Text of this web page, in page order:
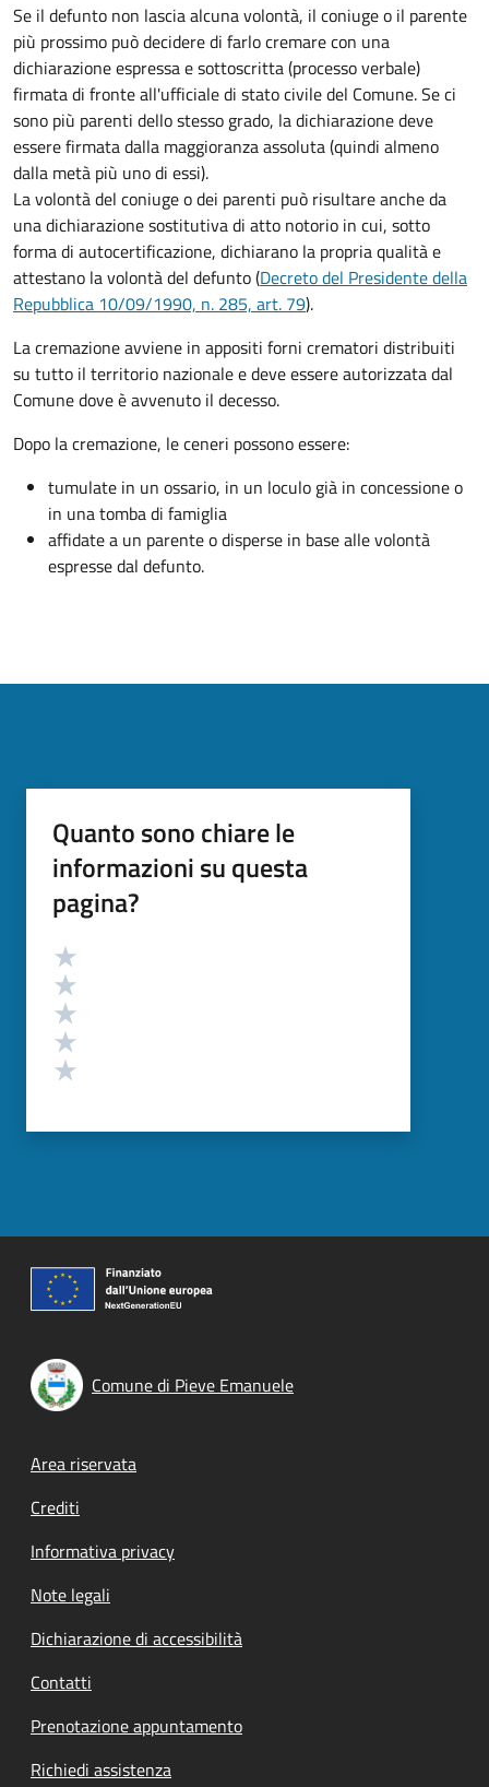
Se il defunto non lascia alcuna volontà, il coniuge o il parente
più prossimo può decidere di farlo cremare con una
dichiarazione espressa e sottoscritta (processo verbale)
firmata di fronte all'ufficiale di stato civile del Comune. Se ci
sono più parenti dello stesso grado, la dichiarazione deve
essere firmata dalla maggioranza assoluta (quindi almeno
dalla metà più uno di essi).
La volontà del coniuge o dei parenti può risultare anche da
una dichiarazione sostitutiva di atto notorio in cui, sotto
forma di autocertificazione, dichiarano la propria qualità e
attestano la volontà del defunto (Decreto del Presidente della
Repubblica 10/09/1990, n. 285, art. 79).
La cremazione avviene in appositi forni crematori distribuiti
su tutto il territorio nazionale e deve essere autorizzata dal
Comune dove è avvenuto il decesso.
Dopo la cremazione, le ceneri possono essere:
tumulate in un ossario, in un loculo già in concessione o
in una tomba di famiglia
affidate a un parente o disperse in base alle volontà
espresse dal defunto.
Quanto sono chiare le
informazioni su questa
pagina?
Valutazione
Comune di Pieve Emanuele
Footer menu
Area riservata
Crediti
Informativa privacy
Note legali
Dichiarazione di accessibilità
Contatti
Prenotazione appuntamento
Richiedi assistenza